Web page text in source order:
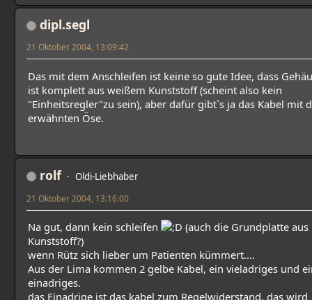
dipl.segl
21 Oktober 2004, 13:09:42
Das mit dem Anschleifen ist keine so gute Idee, dass
ist komplett aus weißem Kunststoff (scheint also kein
"Einheitsregler"zu sein), aber dafür gibt`s ja das Kabel mit
erwähnten Öse.
rolf Oldi-Liebhaber
21 Oktober 2004, 13:16:00
Na gut, dann kein schleifen
(auch die Grundplatte aus
Kunststoff?)
wenn Rütz sich lieber um Patienten kümmert....
Aus der Lima kommen 2 gelbe Kabel, ein vieladriges und
einadriges.
das Einadrige ist das kabel zum Regelwiderstand, das wird